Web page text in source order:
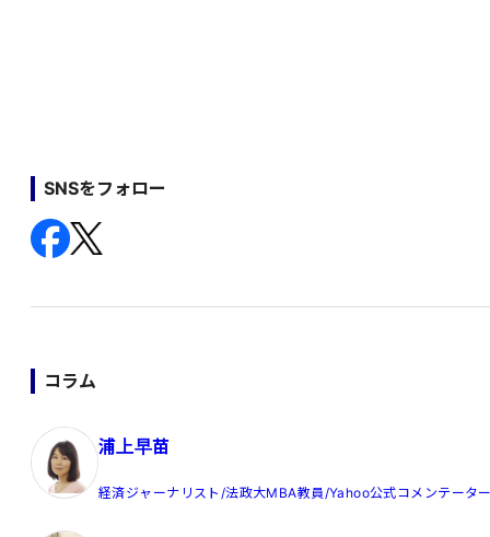
SNSをフォロー
コラム
浦上早苗
経済ジャーナリスト/法政大MBA教員/Yahoo公式コメンテータ